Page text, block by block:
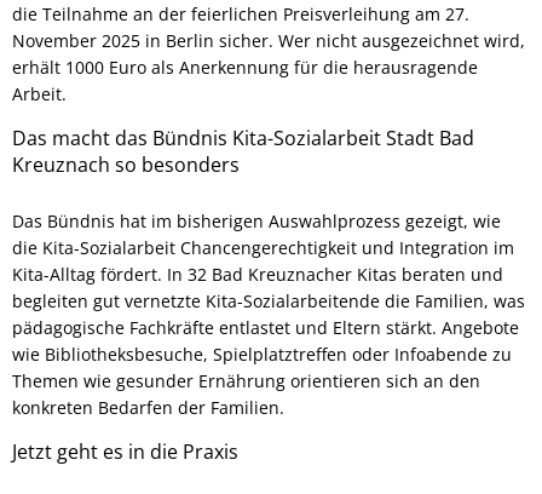
die Teilnahme an der feierlichen Preisverleihung am 27.
November 2025 in Berlin sicher. Wer nicht ausgezeichnet wird,
erhält 1000 Euro als Anerkennung für die herausragende
Arbeit.
Das macht das Bündnis Kita-Sozialarbeit Stadt Bad
Kreuznach so besonders
Das Bündnis hat im bisherigen Auswahlprozess gezeigt, wie
die Kita-Sozialarbeit Chancengerechtigkeit und Integration im
Kita-Alltag fördert. In 32 Bad Kreuznacher Kitas beraten und
begleiten gut vernetzte Kita-Sozialarbeitende die Familien, was
pädagogische Fachkräfte entlastet und Eltern stärkt. Angebote
wie Bibliotheksbesuche, Spielplatztreffen oder Infoabende zu
Themen wie gesunder Ernährung orientieren sich an den
konkreten Bedarfen der Familien.
Jetzt geht es in die Praxis